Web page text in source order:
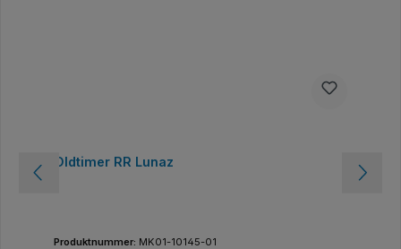
Oldtimer RR Lunaz
Produktnummer: MK01-10145-01